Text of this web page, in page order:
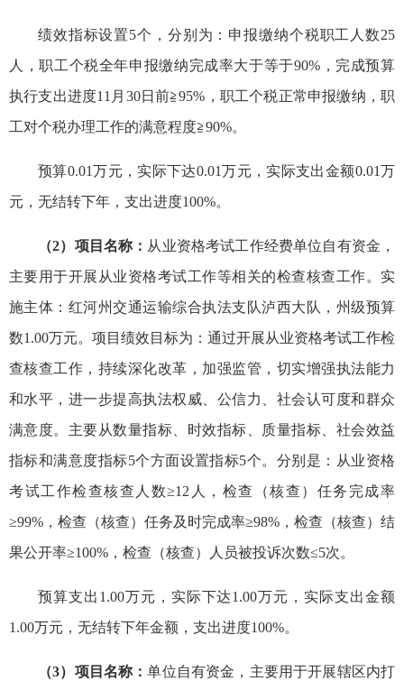
绩效指标设置5个，分别为：申报缴纳个税职工人数25
人，职工个税全年申报缴纳完成率大于等于90%，完成预算
执行支出进度11月30日前≧95%，职工个税正常申报缴纳，职
工对个税办理工作的满意程度≧90%。
预算0.01万元，实际下达0.01万元，实际支出金额0.01万
元，无结转下年，支出进度100%。
（2）项目名称： 从业资格考试工作经费单位自有资金，
主要用于开展从业资格考试工作等相关的检查核查工作。实
施主体：红河州交通运输综合执法支队泸西大队，州级预算
数1.00万元。项目绩效目标为：通过开展从业资格考试工作检
查核查工作，持续深化改革，加强监管，切实增强执法能力
和水平，进一步提高执法权威、公信力、社会认可度和群众
满意度。主要从数量指标、时效指标、质量指标、社会效益
指标和满意度指标5个方面设置指标5个。分别是：从业资格
考试工作检查核查人数≥12人，检查（核查）任务完成率
≥99%，检查（核查）任务及时完成率≥98%，检查（核查）结
果公开率≥100%，检查（核查）人员被投诉次数≤5次。
预算支出1.00万元，实际下达1.00万元，实际支出金额
1.00万元，无结转下年金额，支出进度100%。
（3）项目名称：单位自有资金，主要用于开展辖区内打